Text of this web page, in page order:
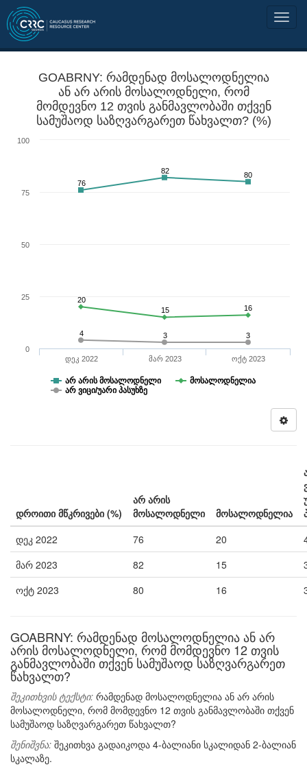
GOABRNY: რამდენად მოსალოდნელია
ან არ არის მოსალოდნელი, რომ
მომდევნო 12 თვის განმავლობაში თქვენ
სამუშაოდ საზღვარგარეთ წახვალთ? (%)
4 3 3
20
15
16
76
82 80
არ არის მოსალოდნელი
მოსალოდნელია
არ ვიცი/უარი პასუხზე
დეკ 2022 მარ 2023 ოქტ 2023
0
25
50
75
100
დროითი მწკრივები (%)
არ არის
მოსალოდნელი
მოსალოდნელია
დეკ 2022
76 20
მარ 2023
82 15
ოქტ 2023
80 16
GOABRNY: რამდენად მოსალოდნელია ან არ
არის მოსალოდნელი, რომ მომდევნო 12 თვის
განმავლობაში თქვენ სამუშაოდ საზღვარგარეთ
წახვალთ?
შეკითხვის ტექსტი: რამდენად მოსალოდნელია ან არ არის
მოსალოდნელი, რომ მომდევნო 12 თვის განმავლობაში თქვენ
სამუშაოდ საზღვარგარეთ წახვალთ?
შენიშვნა: შეკითხვა გადაიკოდა 4-ბალიანი სკალიდან 2-ბალიან
სკალაზე.